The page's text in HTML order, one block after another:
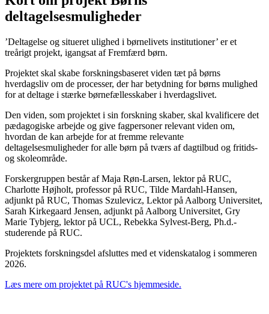
deltagelsesmuligheder
’Deltagelse og situeret ulighed i børnelivets institutioner’ er et
treårigt projekt, igangsat af Fremfærd børn.
Projektet skal skabe forskningsbaseret viden tæt på børns
hverdagsliv om de processer, der har betydning for børns mulighed
for at deltage i stærke børnefællesskaber i hverdagslivet.
Den viden, som projektet i sin forskning skaber, skal kvalificere det
pædagogiske arbejde og give fagpersoner relevant viden om,
hvordan de kan arbejde for at fremme relevante
deltagelsesmuligheder for alle børn på tværs af dagtilbud og fritids-
og skoleområde.
Forskergruppen består af Maja Røn-Larsen, lektor på RUC,
Charlotte Højholt, professor på RUC, Tilde Mardahl-Hansen,
adjunkt på RUC, Thomas Szulevicz, Lektor på Aalborg Universitet,
Sarah Kirkegaard Jensen, adjunkt på Aalborg Universitet, Gry
Marie Tybjerg, lektor på UCL, Rebekka Sylvest-Berg, Ph.d.-
studerende på RUC.
Projektets forskningsdel afsluttes med et videnskatalog i sommeren
2026.
Læs mere om projektet på RUC's hjemmeside.